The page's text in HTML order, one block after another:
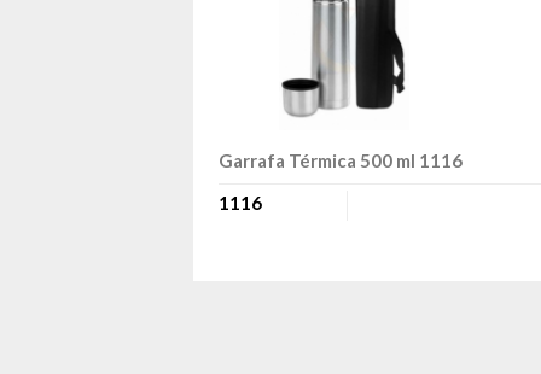
Garrafa Térmica 500 ml 1116
1116